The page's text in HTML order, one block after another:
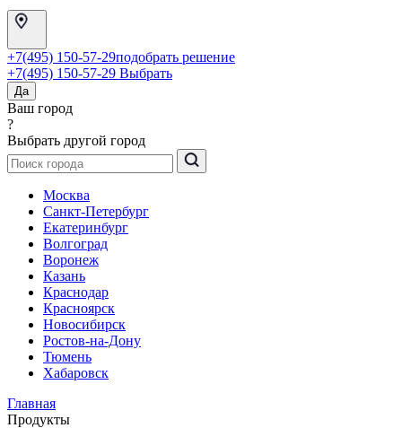
+7(495) 150-57-29подобрать решение
+7(495) 150-57-29 Выбрать
Да
Ваш город
?
Выбрать другой город
Москва
Санкт-Петербург
Екатеринбург
Волгоград
Воронеж
Казань
Краснодар
Красноярск
Новосибирск
Ростов-на-Дону
Тюмень
Хабаровск
Главная
Продукты